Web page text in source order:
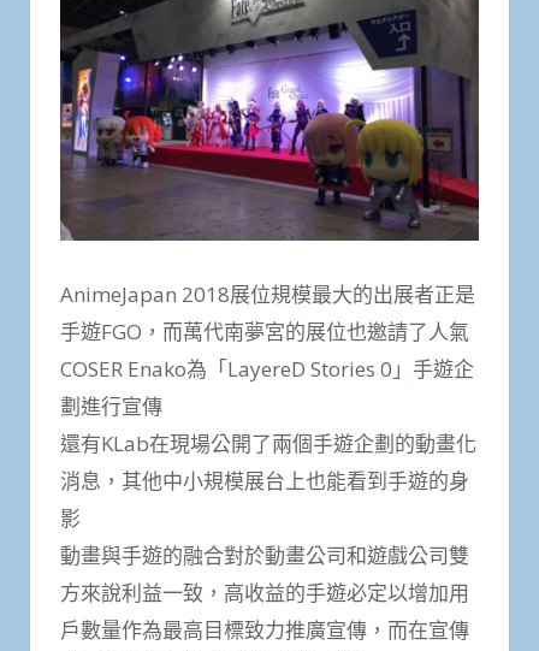
AnimeJapan 2018展位規模最大的出展者正是
手遊FGO，而萬代南夢宮的展位也邀請了人氣
COSER Enako為「LayereD Stories 0」手遊企
劃進行宣傳
還有KLab在現場公開了兩個手遊企劃的動畫化
消息，其他中小規模展台上也能看到手遊的身
影
動畫與手遊的融合對於動畫公司和遊戲公司雙
方來說利益一致，高收益的手遊必定以增加用
戶數量作為最高目標致力推廣宣傳，而在宣傳